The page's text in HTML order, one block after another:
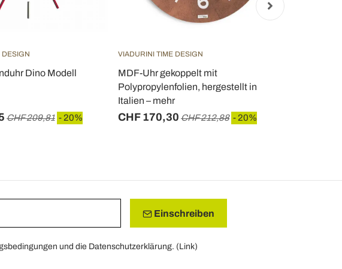
DESIGN
Dino Modell
CHF 209,81 - 20%
VIADURINI TIME DESIGN
MDF-Uhr gekoppelt mit
Polypropylenfolien, hergestellt in
Italien – mehr
CHF 170,30 CHF 212,88 - 20%
Einschreiben
und die Datenschutzerklärung. (Link)